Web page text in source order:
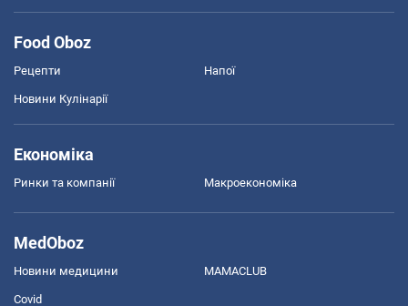
Food Oboz
Рецепти Напої
Новини Кулінарії
Економіка
Ринки та компанії Макроекономіка
MedOboz
Новини медицини MAMACLUB
Covid